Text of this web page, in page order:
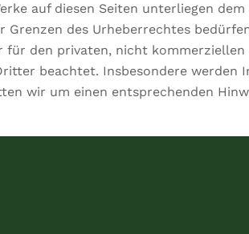
auf diesen Seiten unterliegen
des Urheberrechtes
für den privaten, nicht
beachtet. Insbesondere
wir um einen entsprechenden